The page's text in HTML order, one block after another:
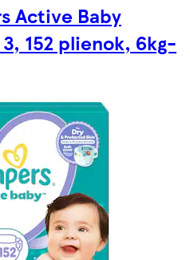
Active Baby
152 plienok, 6kg-